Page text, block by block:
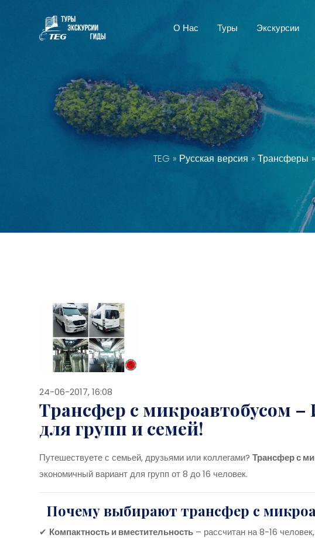
О Нас Туры Экскурсии
TEG » Русская версия » Трансферы
24-06-2017, 16:08
Трансфер с микроавтобусом
для групп и семей!
Путешествуете с семьей, друзьями или коллегами? Трансфер с
экономичный вариант для групп от 8 до 16 человек.
Почему выбирают трансфер с
✔ Компактность и вместительность – рассчитан на 8-16